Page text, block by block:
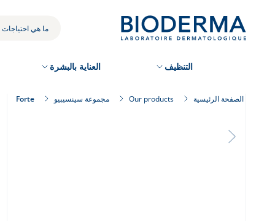
التنظيف العناية بالبشرة
الصفحة الرئيسية Our products مجموعة سينسيبيو Forte